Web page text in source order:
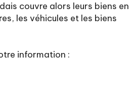
couvre alors leurs biens en
les véhicules et les biens
information :